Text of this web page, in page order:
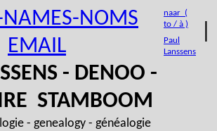
NOMS
EMAIL
naar (
to / à )
Paul
Lanssens
- DENOO -
STAMBOOM
- genealogy - généalogie